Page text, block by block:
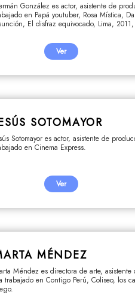
González es actor, asistente de
en Papá youtuber, Rosa Mística,
El disfraz equivocado, Lima, 2011,
Ver
SOTOMAYOR
Sotomayor es actor, asistente de
en Cinema Express.
Ver
MÉNDEZ
Méndez es directora de arte,
trabajado en Contigo Perú, Coliseo, los